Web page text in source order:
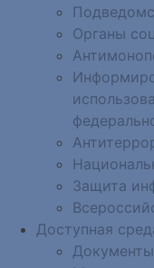
Органы
Защита
Доступная
Документы